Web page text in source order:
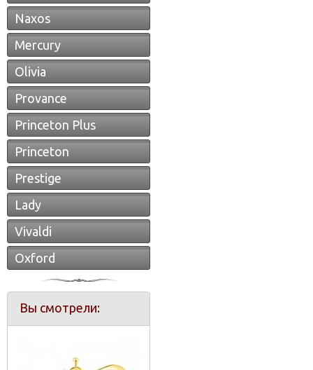
Naxos
Mercury
Olivia
Provance
Princeton Plus
Princeton
Prestige
Lady
Vivaldi
Oxford
Вы смотрели: